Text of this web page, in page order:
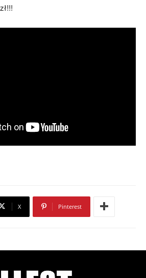
X Pinterest